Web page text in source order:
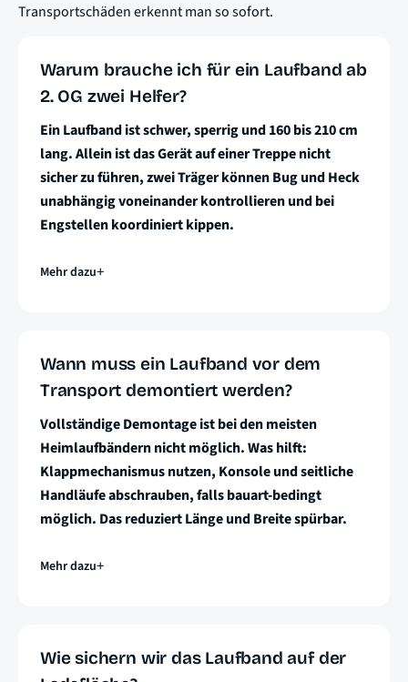
Transportschäden erkennt man so sofort.
Warum brauche ich für ein Laufband ab
2. OG zwei Helfer?
Ein Laufband ist schwer, sperrig und 160 bis 210 cm
lang. Allein ist das Gerät auf einer Treppe nicht
sicher zu führen, zwei Träger können Bug und Heck
unabhängig voneinander kontrollieren und bei
Engstellen koordiniert kippen.
Mehr dazu
Wann muss ein Laufband vor dem
Transport demontiert werden?
Vollständige Demontage ist bei den meisten
Heimlaufbändern nicht möglich. Was hilft:
Klappmechanismus nutzen, Konsole und seitliche
Handläufe abschrauben, falls bauart-bedingt
möglich. Das reduziert Länge und Breite spürbar.
Mehr dazu
Wie sichern wir das Laufband auf der